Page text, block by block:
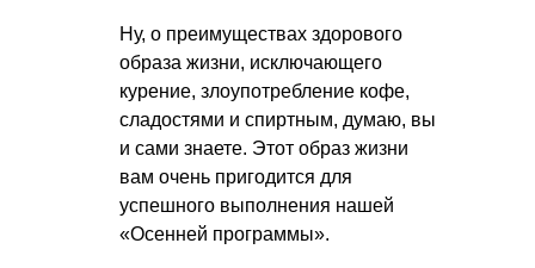
Ну, о преимуществах здорового
образа жизни, исключающего
курение, злоупотребление кофе,
сладостями и спиртным, думаю, вы
и сами знаете. Этот образ жизни
вам очень пригодится для
успешного выполнения нашей
«Осенней программы».